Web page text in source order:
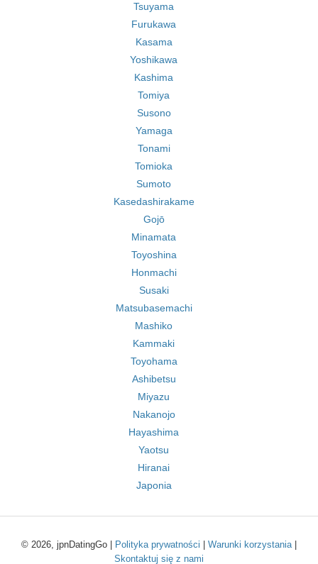
Tsuyama
Furukawa
Kasama
Yoshikawa
Kashima
Tomiya
Susono
Yamaga
Tonami
Tomioka
Sumoto
Kasedashirakame
Gojō
Minamata
Toyoshina
Honmachi
Susaki
Matsubasemachi
Mashiko
Kammaki
Toyohama
Ashibetsu
Miyazu
Nakanojo
Hayashima
Yaotsu
Hiranai
Japonia
© 2026, jpnDatingGo | Polityka prywatności Warunki korzystania|
Skontaktuj się z nami